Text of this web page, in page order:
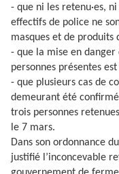
- que ni les retenu·es,
effectifs de police ne
masques et de produits
- que la mise en
personnes présentes
- que plusieurs cas de
demeurant été
trois personnes
le 7 mars.
Dans son ordonnance
justifié l’inconcevable